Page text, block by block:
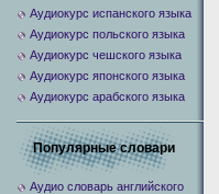
Аудиокурс испанского языка
Аудиокурс польского языка
Аудиокурс чешского языка
Аудиокурс японского языка
Аудиокурс арабского языка
Популярные словари
Аудио словарь английского